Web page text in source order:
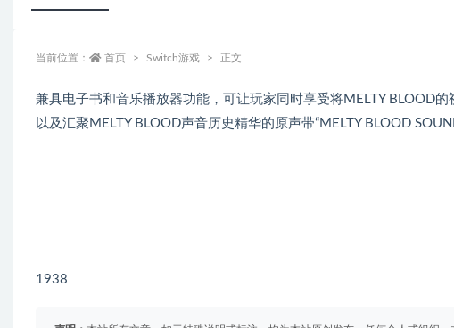
当前位置： 首页 Switch游戏 正文
兼具电子书和音乐播放器功能，可让玩家同时享受将MELTY BLOOD的
以及汇聚MELTY BLOOD声音历史精华的原声带“MELTY BLOOD
1938